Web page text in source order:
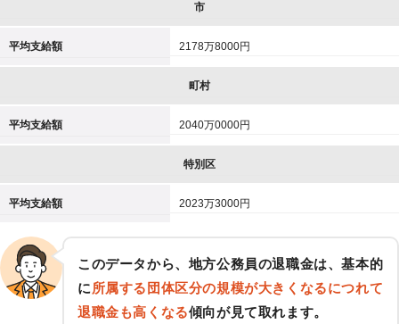
市
平均支給額 2178万8000円
町村
平均支給額 2040万0000円
特別区
平均支給額 2023万3000円
このデータから、地方公務員の退職金は、基本的
に所属する団体区分の規模が大きくなるにつれて
退職金も高くなる傾向が見て取れます。